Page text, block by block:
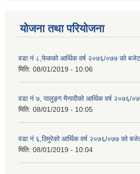
योजना तथा परियोजना
वडा नं ८,फेकको आर्थिक वर्ष २०७६/०७७ को बजेट
मिति: 08/01/2019 - 10:06
वडा नं ७, पालुङ्ग मैनादीको आर्थिक वर्ष २०७६/
मिति: 08/01/2019 - 10:05
वडा नं ६,ठिमुरेको आर्थिक वर्ष २०७६/०७७ को
मिति: 08/01/2019 - 10:04